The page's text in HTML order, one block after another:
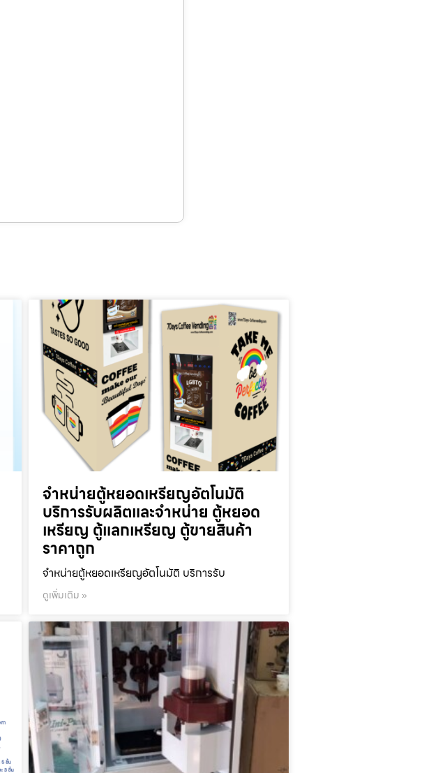
จำหน่ายตู้หยอดเหรียญ​อัตโนมัติ
บริการรับผลิตและจำหน่าย ตู้หยอด
เหรียญ ตู้แลกเหรียญ ตู้ขายสินค้า
ราคาถูก
จำหน่ายตู้หยอดเหรียญ​อัตโนมัติ บริการรับ
ดูเพิ่มเติม »